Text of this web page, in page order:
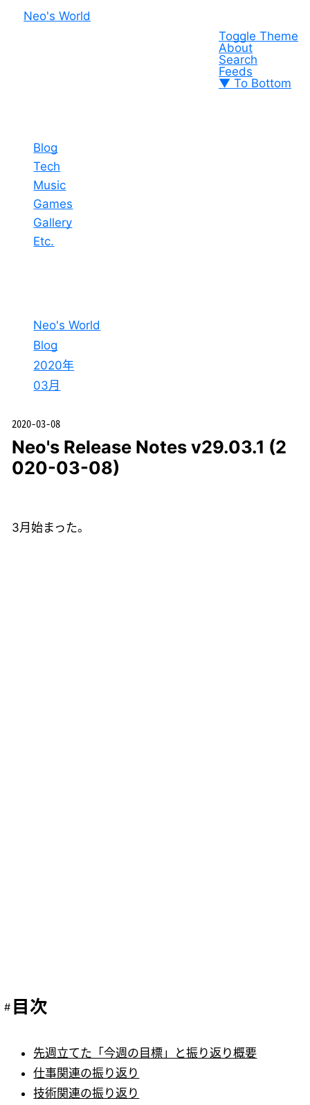
Neo's World
Toggle Theme
About
Search
Feeds
▼ To Bottom
Blog
Tech
Music
Games
Gallery
Etc.
Neo's World
Blog
2020年
03月
2020-03-08
Neo's Release Notes v29.03.1 (2
020-03-08)
3月始まった。
目次
先週立てた「今週の目標」と振り返り概要
仕事関連の振り返り
技術関連の振り返り